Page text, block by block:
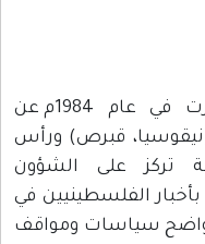
مجلة اسبوعية سياسية صدرت في عام 1984م عن
قبرص) ورأس
تركز على الشؤون
الفلسطينيين في
واضح سياسات ومواقف